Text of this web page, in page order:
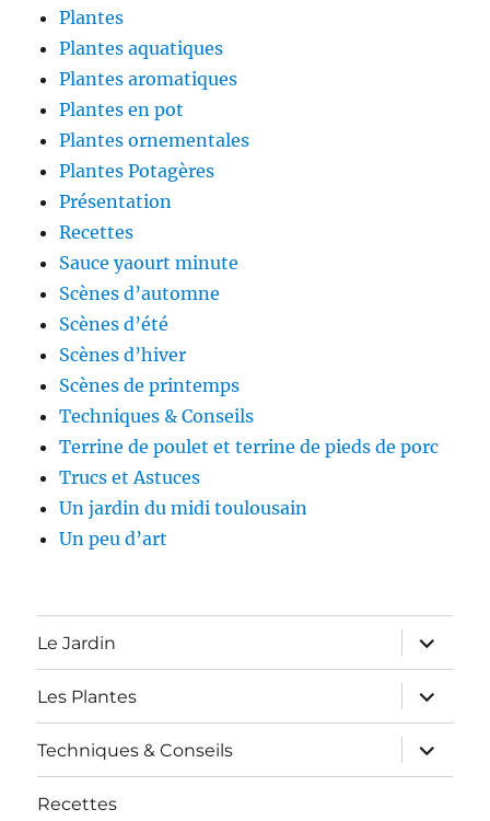
Plantes
Plantes aquatiques
Plantes aromatiques
Plantes en pot
Plantes ornementales
Plantes Potagères
Présentation
Recettes
Sauce yaourt minute
Scènes d’automne
Scènes d’été
Scènes d’hiver
Scènes de printemps
Techniques & Conseils
Terrine de poulet et terrine de pieds de porc
Trucs et Astuces
Un jardin du midi toulousain
Un peu d’art
Le Jardin
expand
child
menu
Les Plantes
expand
child
menu
Techniques & Conseils
expand
child
menu
Recettes